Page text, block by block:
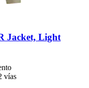
Jacket, Light
vías